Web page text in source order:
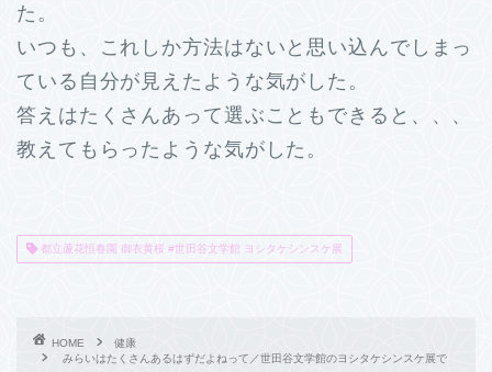
た。
いつも、これしか方法はないと思い込んでしまっ
ている自分が見えたような気がした。
答えはたくさんあって選ぶこともできると、、、
教えてもらったような気がした。
都立蘆花恒春園 御衣黄桜 #世田谷文学館 ヨシタケシンスケ展
HOME
健康
みらいはたくさんあるはずだよねって／世田谷文学館のヨシタケシンスケ展で